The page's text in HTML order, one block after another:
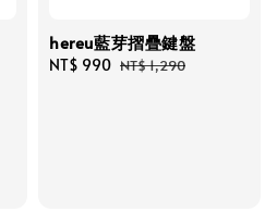
hereu藍芽摺疊鍵盤
Sale
NT$ 990 Regular
NT$ 1,290